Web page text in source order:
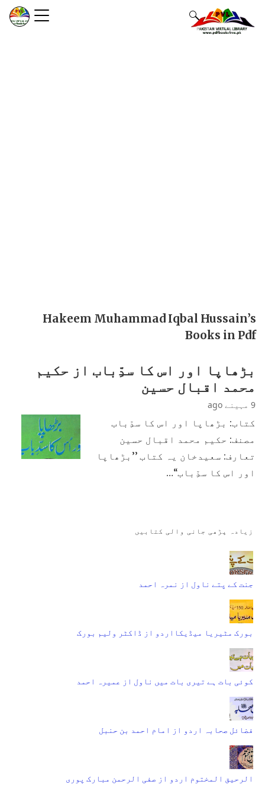
Hakeem Muhammad Iqbal Hussain’s
Books in Pdf
بڑھاپا اور اس کا سدِّباب از حکیم
محمد اقبال حسین
9 مہینے ago
کتاب: بڑھاپا اور اس کا سدِّباب
مصنف: حکیم محمد اقبال حسین
تعارف: سعیدخان یہ کتاب ’’بڑھاپا
اور اس کا سدِّباب‘‘…
زیادہ پڑھی جانی والی کتابیں
جنت کے پتے ناول از نمرہ احمد
بورک مٹیریا میڈیکااردو از ڈاکٹر ولیم بورک
کوئی بات ہے تیری بات میں ناول از عمیرہ احمد
فضائل صحابہ اردو از امام احمد بن حنبل
الرحیق المختوم اردو از صفی الرحمن مبارک پوری